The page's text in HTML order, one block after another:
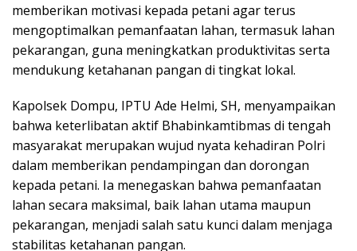
memberikan motivasi kepada petani agar terus
mengoptimalkan pemanfaatan lahan, termasuk lahan
pekarangan, guna meningkatkan produktivitas serta
mendukung ketahanan pangan di tingkat lokal.
Kapolsek Dompu, IPTU Ade Helmi, SH, menyampaikan
bahwa keterlibatan aktif Bhabinkamtibmas di tengah
masyarakat merupakan wujud nyata kehadiran Polri
dalam memberikan pendampingan dan dorongan
kepada petani. Ia menegaskan bahwa pemanfaatan
lahan secara maksimal, baik lahan utama maupun
pekarangan, menjadi salah satu kunci dalam menjaga
stabilitas ketahanan pangan.